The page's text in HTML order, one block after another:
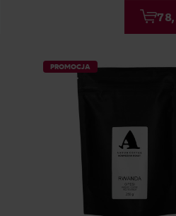
PROMOCJA